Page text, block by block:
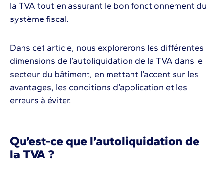
la TVA tout en assurant le bon fonctionnement du
système fiscal.
Dans cet article, nous explorerons les différentes
dimensions de l’autoliquidation de la TVA dans le
secteur du bâtiment, en mettant l’accent sur les
avantages, les conditions d’application et les
erreurs à éviter.
Qu’est-ce que l’autoliquidation de
la TVA ?